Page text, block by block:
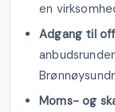
en
Adgang til
Moms- og